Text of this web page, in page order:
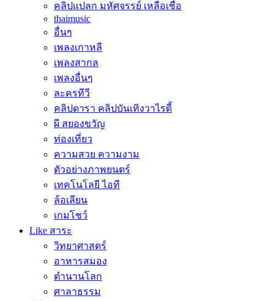
คลิปแปลก มหัศจรรย์ เหลือเชื่อ
thaimusic
อื่นๆ
เพลงเกาหลี
เพลงสากล
เพลงอื่นๆ
ละครทีวี
คลิปดารา คลิปบันเทิงวาไรตี้
ผี สยองขวัญ
ท่องเที่ยว
ความสวย ความงาม
ตัวอย่างภาพยนตร์
เทคโนโลยี ไอที
ล้อเลียน
เกมโชว์
Like สาระ
วิทยาศาสตร์
อาหารสมอง
ตำนานโลก
ศาลาธรรม